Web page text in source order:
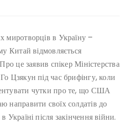
миротворців в Україну –
Китай відмовляється
це заявив спікер Міністерства
Цзякун під час брифінгу, коли
чутки про те, що США
направити своїх солдатів до
після закінчення війни.